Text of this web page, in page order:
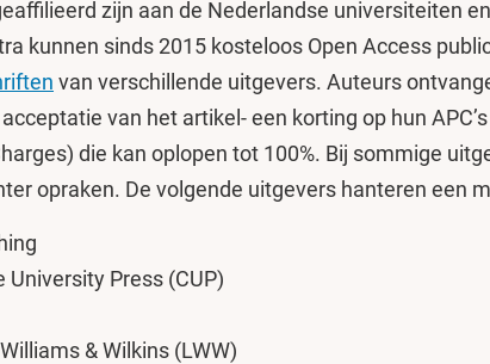
zijn aan de Nederlandse universiteiten
kunnen sinds 2015 kosteloos Open Access
van verschillende uitgevers. Auteurs
van het artikel- een korting op hun
die kan oplopen tot 100%. Bij sommige
opraken. De volgende uitgevers hanteren een
University Press (CUP)
& Wilkins (LWW)